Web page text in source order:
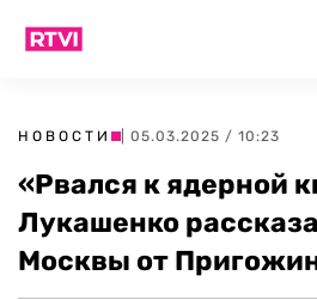
НОВОСТИ | 05.03.2025 / 10:23
«Рвался к ядерной
Лукашенко
Москвы от